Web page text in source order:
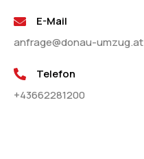
E-Mail
anfrage@donau-umzug.at
Telefon
+43662281200